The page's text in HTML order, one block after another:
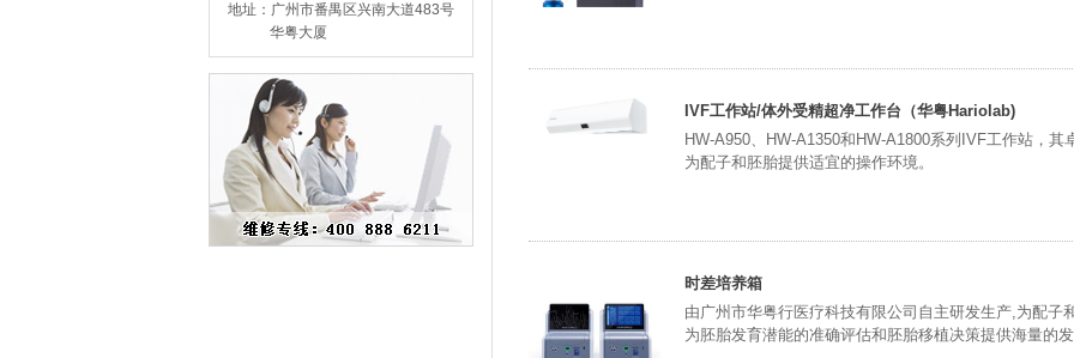
地址：广州市番禺区兴南大道483号
华粤大厦
IVF工作站/体外受精超净工作台（华粤Hariolab)
HW-A950、HW-A1350和HW-A1800系列IVF工作站，
为配子和胚胎提供适宜的操作环境。
时差培养箱
由广州市华粤行医疗科技有限公司自主研发生产,为配子
为胚胎发育潜能的准确评估和胚胎移植决策提供海量的